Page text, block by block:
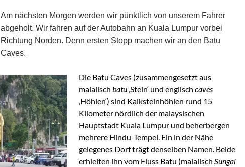
Am nächsten Morgen werden wir pünktlich von unserem Fahrer
abgeholt. Wir fahren auf der Autobahn an Kuala Lumpur vorbei
Richtung Norden. Denn ersten Stopp machen wir an den Batu
Caves.
Die Batu Caves (zusammengesetzt aus
malaiisch batu ‚Stein‘ und englisch caves
‚Höhlen‘) sind Kalksteinhöhlen rund 15
Kilometer nördlich der malaysischen
Hauptstadt Kuala Lumpur und beherbergen
mehrere Hindu-Tempel. Ein in der Nähe
gelegenes Dorfträgt denselben Namen. Beide
erhielten ihn vom Fluss Batu (malaiisch Sungai